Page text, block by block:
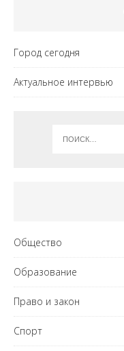
Город сегодня
Актуальное интервью
Общество
Образование
Право и закон
Спорт